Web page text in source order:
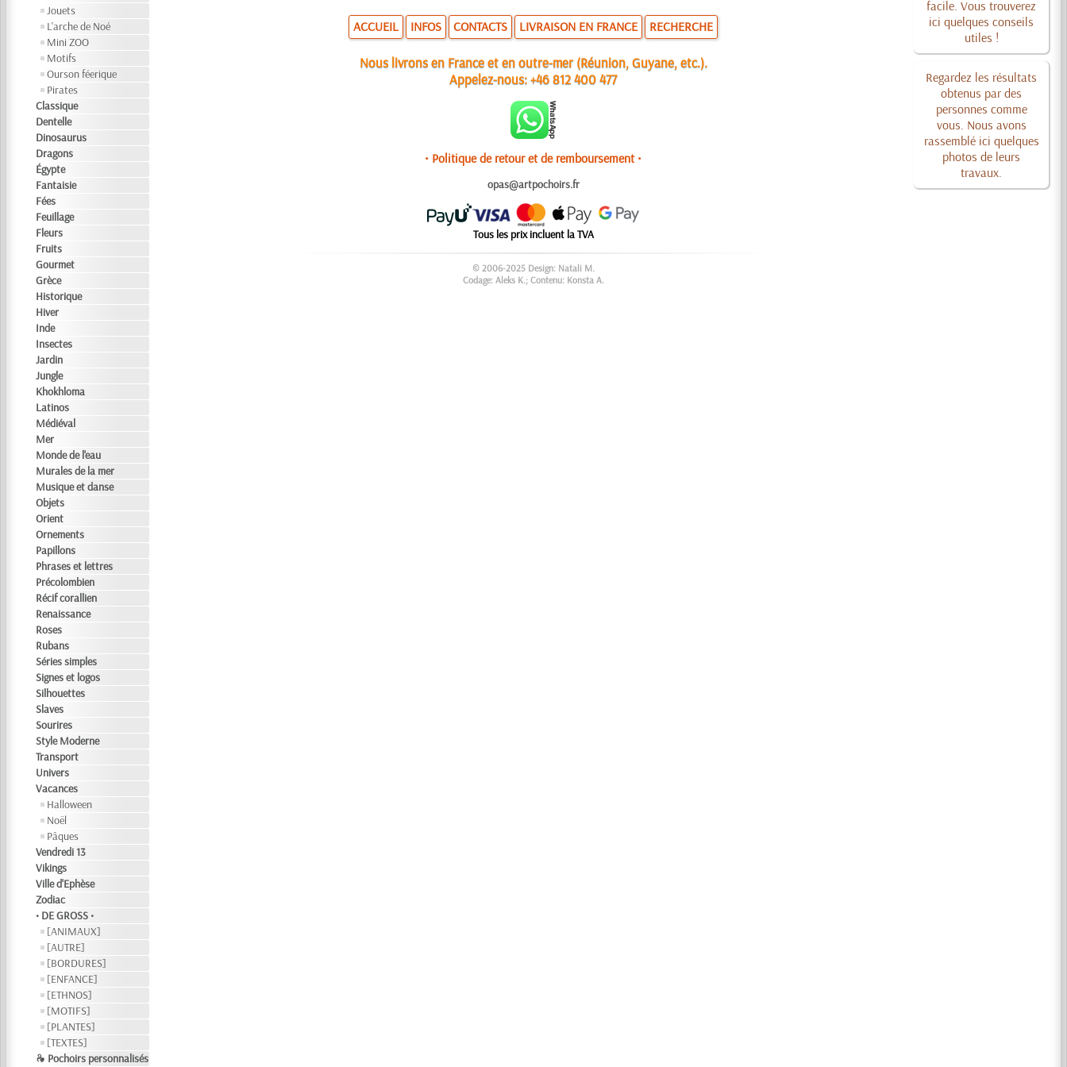
Jouets
L'arche de Noé
Mini ZOO
Motifs
Ourson féerique
Pirates
Classique
Dentelle
Dinosaurus
Dragons
Égypte
Fantaisie
Fées
Feuillage
Fleurs
Fruits
Gourmet
Grèce
Historique
Hiver
Inde
Insectes
Jardin
Jungle
Khokhloma
Latinos
Médiéval
Mer
Monde de l'eau
Murales de la mer
Musique et danse
Objets
Orient
Ornements
Papillons
Phrases et lettres
Précolombien
Récif corallien
Renaissance
Roses
Rubans
Séries simples
Signes et logos
Silhouettes
Slaves
Sourires
Style Moderne
Transport
Univers
Vacances
Halloween
Noël
Pâques
Vendredi 13
Vikings
Ville d'Ephèse
Zodiac
• DE GROSS •
[ANIMAUX]
[AUTRE]
[BORDURES]
[ENFANCE]
[ETHNOS]
[MOTIFS]
[PLANTES]
[TEXTES]
❧ Pochoirs personnalisés
facile. Vous trouverez
ici quelques conseils
utiles !
Regardez les résultats
obtenus par des
personnes comme
vous. Nous avons
rassemblé ici quelques
photos de leurs
travaux.
ACCUEIL INFOS CONTACTS LIVRAISON EN FRANCE RECHERCHE
Nous livrons en France et en outre-mer (Réunion, Guyane, etc.).
Appelez-nous:+46 812 400 477
• Politique de retour et de remboursement •
opas@artpochoirs.fr
Tous les prix incluent la TVA
© 2006-2025 Design: Natali M.
Codage: Aleks K.; Contenu: Konsta A.